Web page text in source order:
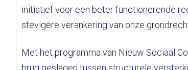
initiatief voor een beter functionerende
stevigere verankering van onze
Met het programma van Nieuw Sociaal
brug geslagen tussen structurele